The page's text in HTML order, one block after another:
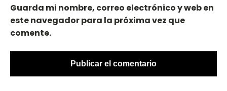
Guarda mi nombre, correo electrónico y web en
este navegador para la próxima vez que
comente.